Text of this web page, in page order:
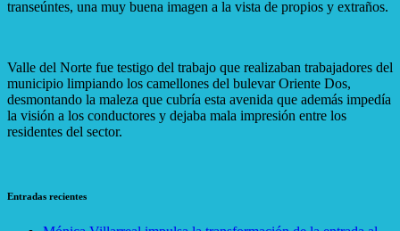
transeúntes, una muy buena imagen a la vista de propios y extraños.
Valle del Norte fue testigo del trabajo que realizaban trabajadores del
municipio limpiando los camellones del bulevar Oriente Dos,
desmontando la maleza que cubría esta avenida que además impedía
la visión a los conductores y dejaba mala impresión entre los
residentes del sector.
Entradas recientes